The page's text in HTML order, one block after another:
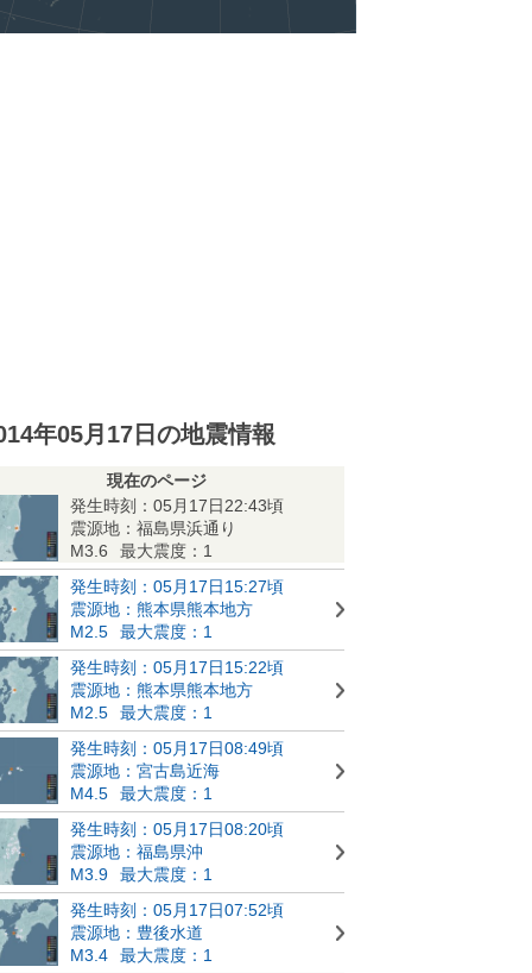
年05月17日の地震情報
現在のページ
発生時刻：05月17日22:43頃
震源地：福島県浜通り
M3.6
最大震度：1
発生時刻：05月17日15:27頃
震源地：熊本県熊本地方
M2.5
最大震度：1
発生時刻：05月17日15:22頃
震源地：熊本県熊本地方
M2.5
最大震度：1
発生時刻：05月17日08:49頃
震源地：宮古島近海
M4.5
最大震度：1
発生時刻：05月17日08:20頃
震源地：福島県沖
M3.9
最大震度：1
発生時刻：05月17日07:52頃
震源地：豊後水道
M3.4
最大震度：1